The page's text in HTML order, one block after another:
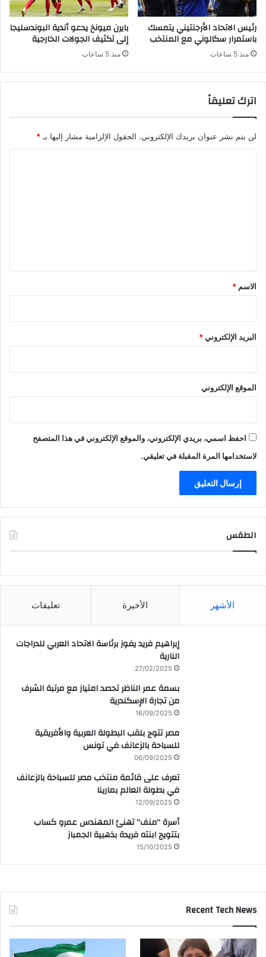
رئيس الاتحاد الأرجنتيني يتمسك
باستمرار سكالوني مع المنتخب
منذ 5 ساعات
بايرن ميونخ يدعو أندية البوندسليجا
إلى تكثيف الجولات الخارجية
منذ 5 ساعات
اترك تعليقاً
لن يتم نشر عنوان بريدك الإلكتروني. الحقول الإلزامية مشار إليها بـ *
*
الاسم *
البريد الإلكتروني*
الموقع الإلكتروني
احفظ اسمي، بريدي الإلكتروني، والموقع الإلكتروني في هذا المتصفح
لاستخدامها المرة المقبلة في تعليقي.
الطقس
الأشهر الأخيرة تعليقات
إبراهيم فريد يفوز برئاسة الاتحاد العربي للدراجات
النارية
27/02/2025
بسمة عمر الناظر تحصد امتياز مع مرتبة الشرف
من تجارة الإسكندرية
16/09/2025
مصر تتوج بلقب البطولة العربية والأفريقية
للسباحة بالزعانف في تونس
06/09/2025
تعرف على قائمة منتخب مصر للسباحة بالزعانف
في بطولة العالم بمارينا
12/09/2025
أسرة “منف” تهنئ المهندس عمرو كساب
بتتويج ابنته فريدة بذهبية الجمباز
15/10/2025
Recent Tech News